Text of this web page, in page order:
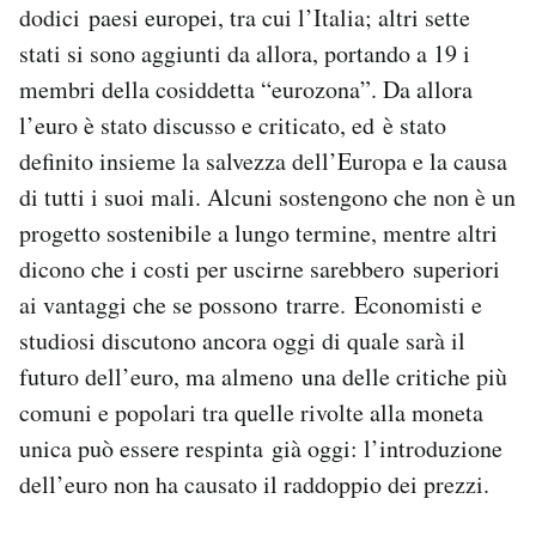
CALENDARIO
AREA PERSONALE
Area Personale
Notifiche mobile
Regala il Post
Hai bisogno di aiuto?
Esci
dodici paesi europei, tra cui l’Italia; altri sette
stati si sono aggiunti da allora, portando a 19 i
membri della cosiddetta “eurozona”. Da allora
l’euro è stato discusso e criticato, ed è stato
definito insieme la salvezza dell’Europa e la causa
di tutti i suoi mali. Alcuni sostengono che non è un
progetto sostenibile a lungo termine, mentre altri
dicono che i costi per uscirne sarebbero superiori
ai vantaggi che se possono trarre. Economisti e
studiosi discutono ancora oggi di quale sarà il
futuro dell’euro, ma almeno una delle critiche più
comuni e popolari tra quelle rivolte alla moneta
unica può essere respinta già oggi: l’introduzione
dell’euro non ha causato il raddoppio dei prezzi.